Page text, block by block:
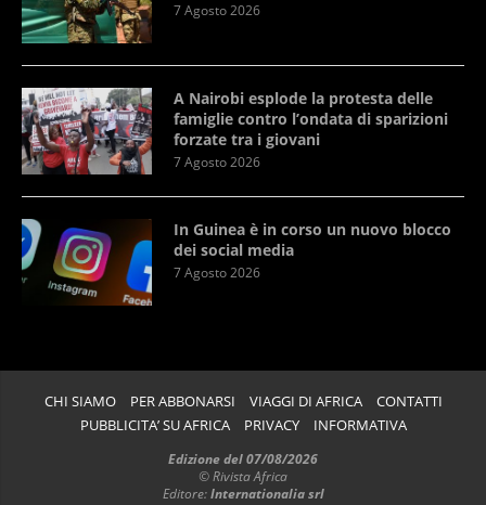
7 Agosto 2026
A Nairobi esplode la protesta delle
famiglie contro l’ondata di sparizioni
forzate tra i giovani
7 Agosto 2026
In Guinea è in corso un nuovo blocco
dei social media
7 Agosto 2026
CHI SIAMO PER ABBONARSI VIAGGI DI AFRICA
CONTATTI
PUBBLICITA’ SU AFRICA
PRIVACY
INFORMATIVA
Edizione del 07/08/2026
© Rivista Africa
Editore:Internationalia srl